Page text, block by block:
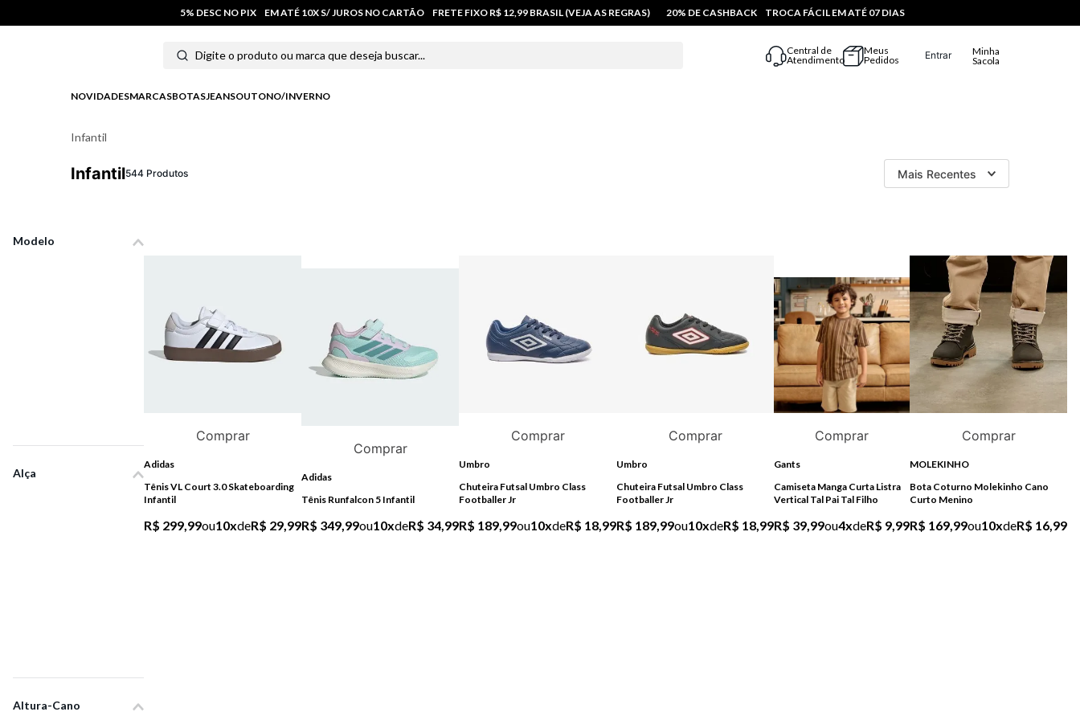
5% DESC NO PIX EM ATÉ 10X S/ JUROS NO CARTÃO FRETE FIXO R$ 12,99 BRASIL (VEJA AS REGRAS) 20% DE CASHBACK TROCA FÁCIL EM ATÉ 07 DIAS
Central de
Atendimento
Meus
Pedidos
Entrar
Minha
Sacola
NOVIDADESMARCASBOTASJEANSOUTONO/INVERNO
Infantil
Infantil544 Produtos Mais Recentes
Modelo
Alça
Altura-Cano
Comprar
Adidas
Tênis VL Court 3.0 Skateboarding
Infantil
R$ 299,99ou10xdeR$ 29,99
Comprar
Adidas
Tênis Runfalcon 5 Infantil
R$ 349,99ou10xdeR$ 34,99
Comprar
Umbro
Chuteira Futsal Umbro Class
Footballer Jr
R$ 189,99ou10xdeR$ 18,99
Comprar
Umbro
Chuteira Futsal Umbro Class
Footballer Jr
R$ 189,99ou10xdeR$ 18,99
Comprar
Gants
Camiseta Manga Curta Listra
Vertical Tal Pai Tal Filho
R$ 39,99ou4xdeR$ 9,99
Comprar
MOLEKINHO
Bota Coturno Molekinho Cano
Curto Menino
R$ 169,99ou10xdeR$ 16,99